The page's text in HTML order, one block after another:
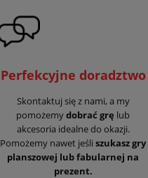
Perfekcyjne doradztwo
Skontaktuj się z nami, a my
pomożemydobrać grę lub
akcesoria idealne do okazji.
Pomożemy nawet jeśli szukasz gry
planszowej lub fabularnej na
prezent.